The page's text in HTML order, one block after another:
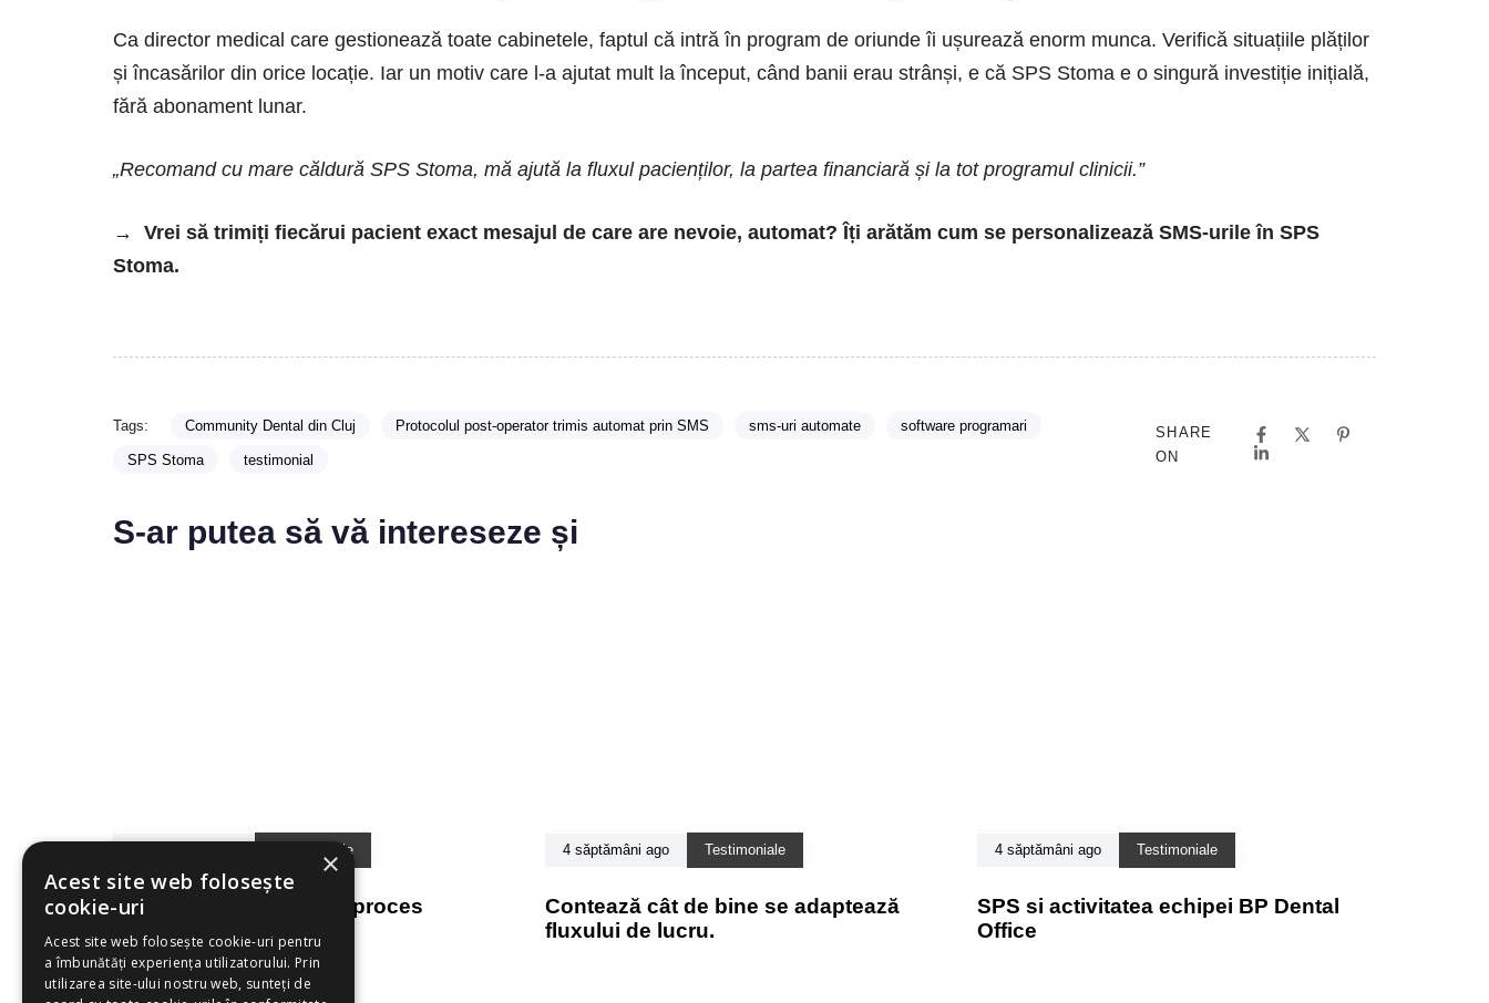
Ca director medical care gestionează toate cabinetele, faptul că intră în program de oriunde îi ușurează enorm munca. Verifică situațiile plăților
și încasărilor din orice locație. Iar un motiv care l-a ajutat mult la început, când banii erau strânși, e că SPS Stoma e o singură investiție inițială,
fără abonament lunar.
„Recomand cu mare căldură SPS Stoma, mă ajută la fluxul pacienților, la partea financiară și la tot programul clinicii.”
→ Vrei să trimiți fiecărui pacient exact mesajul de care are nevoie, automat? Îți arătăm cum se personalizează SMS-urile în SPS
Stoma.
Tags: Community Dental din Cluj Protocolul post-operator trimis automat prin SMS sms-uri automate software programari
SPS Stoma testimonial
SHARE
ON
S-ar putea să vă intereseze și
Testimoniale
Recall-ul pacienților un proces
automatizat
4 săptămâni ago Testimoniale
Contează cât de bine se adaptează
fluxului de lucru.
4 săptămâni ago Testimoniale
SPS si activitatea echipei BP Dental
Office
×
Acest site web folosește
cookie-uri
Acest site web folosește cookie-uri pentru
a îmbunătăți experiența utilizatorului. Prin
utilizarea site-ului nostru web, sunteți de